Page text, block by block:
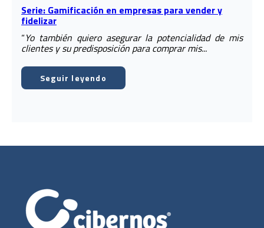
Serie: Gamificación en empresas para vender y
fidelizar
“Yo también quiero asegurar la potencialidad de mis
clientes y su predisposición para comprar mis...
Seguir leyendo